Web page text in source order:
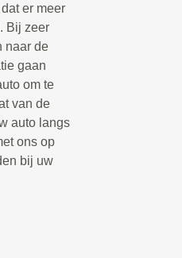
er meer
Bij zeer
naar de
gaan
om te
van de
auto langs
ons op
bij uw